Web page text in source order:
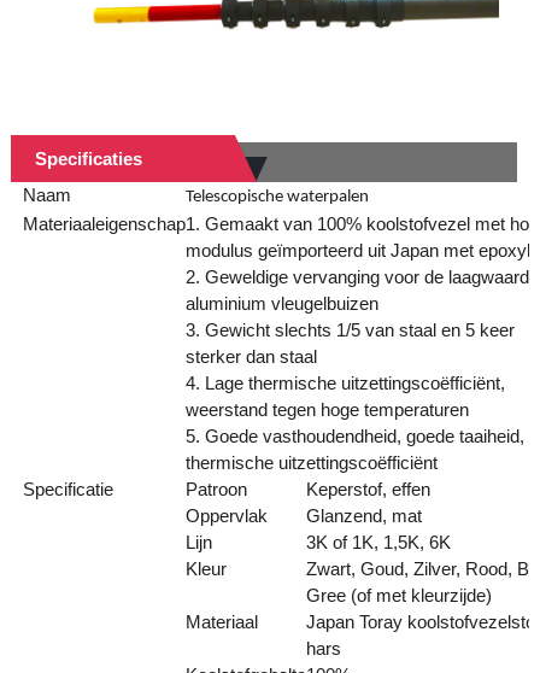
Specificaties
Naam
Telescopische waterpalen
Materiaaleigenschap1. Gemaakt van 100% koolstofvezel met
modulus geïmporteerd uit Japan met
2. Geweldige vervanging voor de
aluminium vleugelbuizen
3. Gewicht slechts 1/5 van staal en 5 keer
sterker dan staal
4. Lage thermische uitzettingscoëfficiënt,
weerstand tegen hoge temperaturen
5. Goede vasthoudendheid, goede taaiheid,
thermische uitzettingscoëfficiënt
Specificatie
Patroon
Keperstof, effen
Oppervlak
Glanzend, mat
Lijn
3K of 1K, 1,5K, 6K
Kleur
Zwart, Goud, Zilver, Rood,
Gree (of met kleurzijde)
Materiaal
Japan Toray
hars